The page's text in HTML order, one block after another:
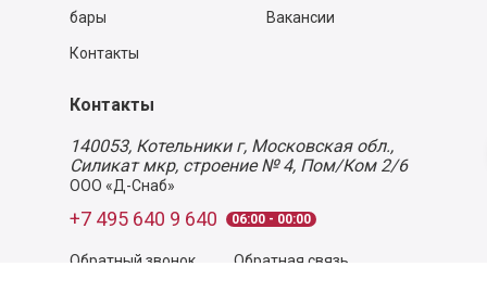
бары
Контакты
Вакансии
Контакты
140053, Котельники г, Московская обл.,
Силикат мкр, строение № 4, Пом/Ком 2/6
ООО «Д-Снаб»
+7 495 640 9 640 06:00 - 00:00
Обратный звонок Обратная связь